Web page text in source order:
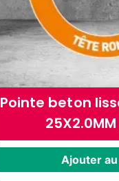
Pointe beton
Ajouter